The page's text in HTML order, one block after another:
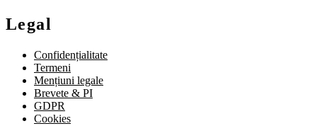
Legal
Confidențialitate
Termeni
Mențiuni legale
Brevete & PI
GDPR
Cookies